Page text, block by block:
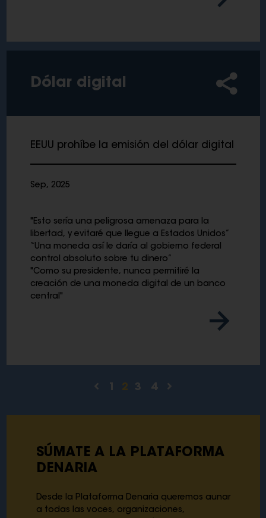
Dólar digital
EEUU prohíbe la emisión del dólar digital
Sep, 2025
"Esto sería una peligrosa amenaza para la
libertad, y evitaré que llegue a Estados Unidos”
“Una moneda así le daría al gobierno federal
control absoluto sobre tu dinero”
"Como su presidente, nunca permitiré la
creación de una moneda digital de un banco
central"
1 2 3 4
SÚMATE A LA PLATAFORMA
DENARIA
Desde la Plataforma Denaria queremos aunar
a todas las voces, organizaciones,